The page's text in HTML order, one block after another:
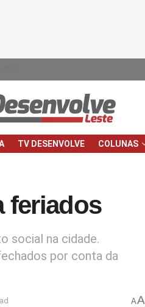
TV DESENVOLVE COLUNAS
feriados
social na cidade.
por conta da
AA